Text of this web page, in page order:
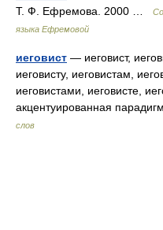
Т. Ф. Ефремова. 2000 …
языка Ефремовой
иеговист — иеговист,
иеговисту, иеговистам,
иеговистами, иеговисте,
акцентуированная
слов